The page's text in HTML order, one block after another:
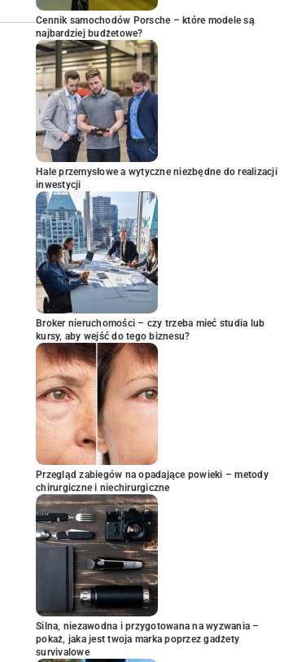
Cennik samochodów Porsche – które modele są
najbardziej budżetowe?
Hale przemysłowe a wytyczne niezbędne do realizacji
inwestycji
Broker nieruchomości – czy trzeba mieć studia lub
kursy, aby wejść do tego biznesu?
Przegląd zabiegów na opadające powieki – metody
chirurgiczne i niechirurgiczne
Silna, niezawodna i przygotowana na wyzwania –
pokaż, jaka jest twoja marka poprzez gadżety
survivalowe